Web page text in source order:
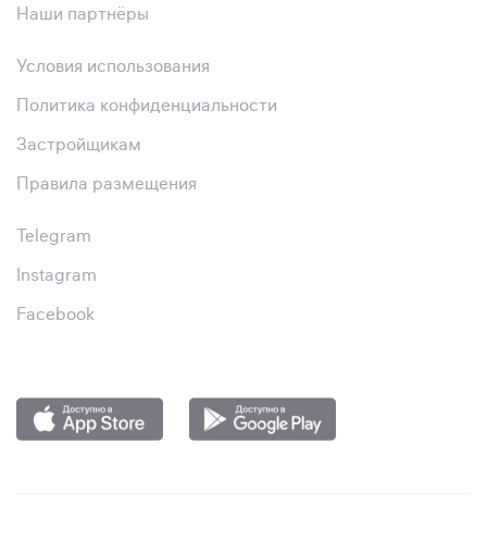
Наши партнёры
Условия использования
Политика конфиденциальности
Застройщикам
Правила размещения
Telegram
Instagram
Facebook